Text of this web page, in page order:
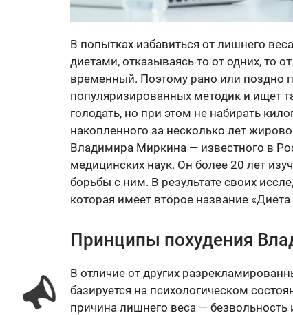
В попытках избавиться от лишнего
диетами, отказываясь то от одних, то
временный. Поэтому рано или поздно
популяризированных методик и ищет
голодать, но при этом не набирать
накопленного за несколько лет
Владимира Миркина — известного в
медицинских наук. Он более 20 лет
борьбы с ним. В результате своих
которая имеет второе название
Принципы похудения
В отличие от других
базируется на психологическом
причина лишнего веса —